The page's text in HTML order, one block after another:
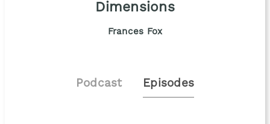
Dimensions
Frances Fox
Podcast Episodes